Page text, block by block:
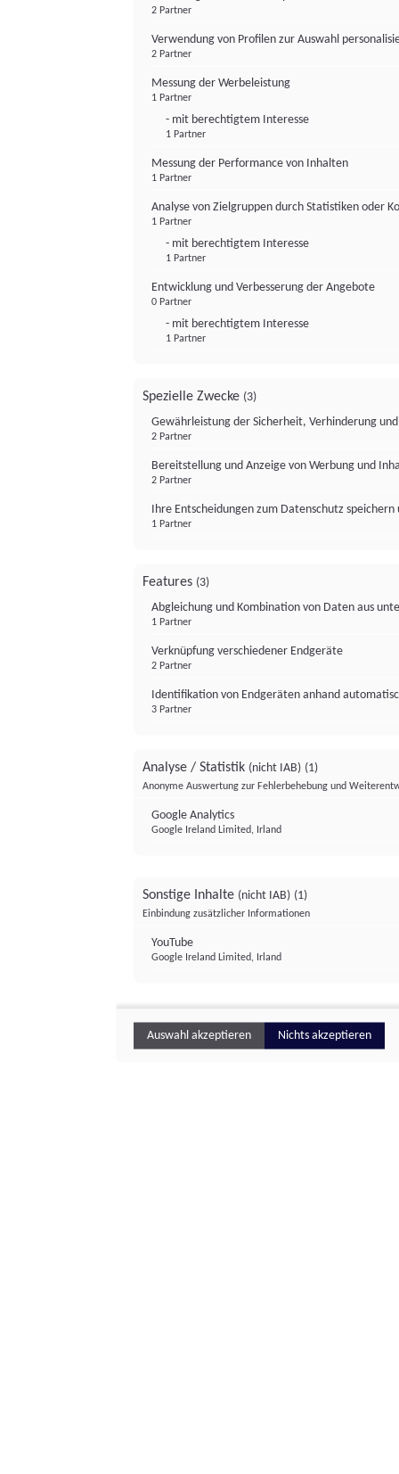
2 Partner
Verwendung von Profilen zur Auswahl
2 Partner
Messung der Werbeleistung
1 Partner
- mit berechtigtem Interesse
1 Partner
Messung der Performance von Inhalten
1 Partner
Analyse von Zielgruppen durch Statistiken oder
1 Partner
- mit berechtigtem Interesse
1 Partner
Entwicklung und Verbesserung der Angebote
0 Partner
- mit berechtigtem Interesse
1 Partner
Spezielle Zwecke (3)
Gewährleistung der Sicherheit, Verhinderung
2 Partner
Bereitstellung und Anzeige von Werbung und
2 Partner
Ihre Entscheidungen zum Datenschutz
1 Partner
Features (3)
Abgleichung und Kombination von Daten aus
1 Partner
Verknüpfung verschiedener Endgeräte
2 Partner
Identifikation von Endgeräten anhand
3 Partner
Analyse / Statistik (nicht IAB) (1)
Anonyme Auswertung zur Fehlerbehebung und
Google Analytics
Google Ireland Limited, Irland
Sonstige Inhalte (nicht IAB) (1)
Einbindung zusätzlicher Informationen
YouTube
Google Ireland Limited, Irland
Auswahl akzeptieren Nichts akzeptieren